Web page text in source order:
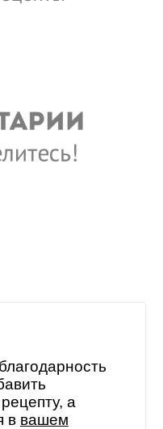
а
в вашем